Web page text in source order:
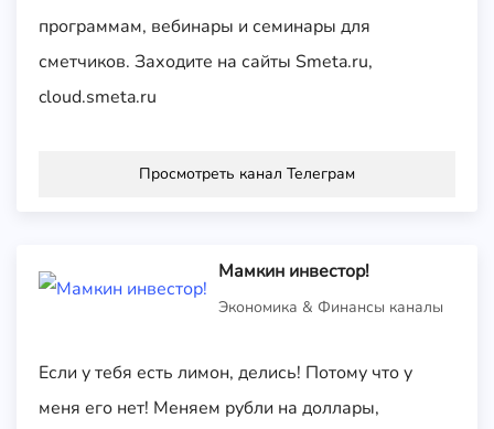
программам, вебинары и семинары для
сметчиков. Заходите на сайты Smeta.ru,
cloud.smeta.ru
Просмотреть канал Телеграм
Мамкин инвестор!
Экономика & Финансы каналы
Если у тебя есть лимон, делись! Потому что у
меня его нет! Меняем рубли на доллары,